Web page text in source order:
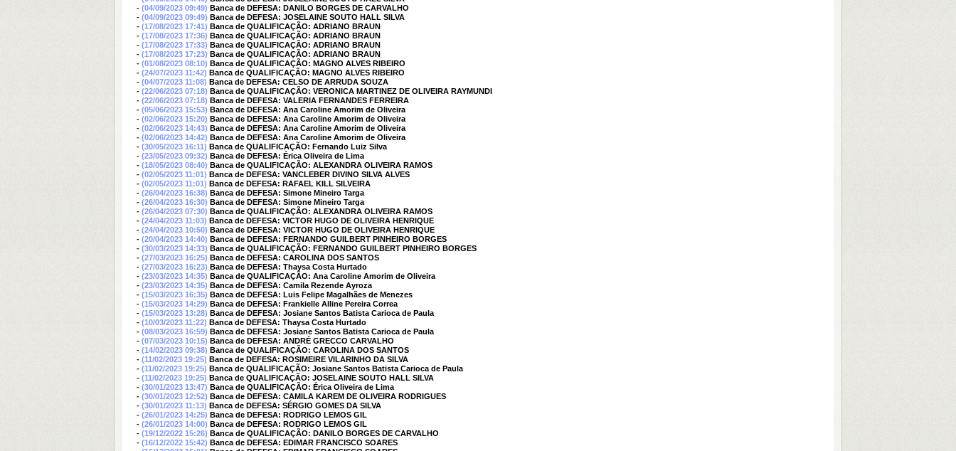
- (04/09/2023 09:49) Banca de DEFESA: DANILO BORGES DE CARVALHO
- (04/09/2023 09:49) Banca de DEFESA: JOSELAINE SOUTO HALL SILVA
- (17/08/2023 17:41) Banca de QUALIFICAÇÃO: ADRIANO BRAUN
- (17/08/2023 17:36) Banca de QUALIFICAÇÃO: ADRIANO BRAUN
- (17/08/2023 17:33) Banca de QUALIFICAÇÃO: ADRIANO BRAUN
- (17/08/2023 17:23) Banca de QUALIFICAÇÃO: ADRIANO BRAUN
- (01/08/2023 08:10) Banca de QUALIFICAÇÃO: MAGNO ALVES RIBEIRO
- (24/07/2023 11:42) Banca de QUALIFICAÇÃO: MAGNO ALVES RIBEIRO
- (04/07/2023 11:08) Banca de DEFESA: CELSO DE ARRUDA SOUZA
- (22/06/2023 07:18) Banca de QUALIFICAÇÃO: VERONICA MARTINEZ DE OLIVEIRA RAYMUNDI
- (22/06/2023 07:18) Banca de DEFESA: VALERIA FERNANDES FERREIRA
- (05/06/2023 15:53) Banca de DEFESA: Ana Caroline Amorim de Oliveira
- (02/06/2023 15:20) Banca de DEFESA: Ana Caroline Amorim de Oliveira
- (02/06/2023 14:43) Banca de DEFESA: Ana Caroline Amorim de Oliveira
- (02/06/2023 14:42) Banca de DEFESA: Ana Caroline Amorim de Oliveira
- (30/05/2023 16:11) Banca de QUALIFICAÇÃO: Fernando Luiz Silva
- (23/05/2023 09:32) Banca de DEFESA: Érica Oliveira de Lima
- (18/05/2023 08:40) Banca de QUALIFICAÇÃO: ALEXANDRA OLIVEIRA RAMOS
- (02/05/2023 11:01) Banca de DEFESA: VANCLEBER DIVINO SILVA ALVES
- (02/05/2023 11:01) Banca de DEFESA: RAFAEL KILL SILVEIRA
- (26/04/2023 16:38) Banca de DEFESA: Simone Mineiro Targa
- (26/04/2023 16:30) Banca de DEFESA: Simone Mineiro Targa
- (26/04/2023 07:30) Banca de QUALIFICAÇÃO: ALEXANDRA OLIVEIRA RAMOS
- (24/04/2023 11:03) Banca de DEFESA: VICTOR HUGO DE OLIVEIRA HENRIQUE
- (24/04/2023 10:50) Banca de DEFESA: VICTOR HUGO DE OLIVEIRA HENRIQUE
- (20/04/2023 14:40) Banca de DEFESA: FERNANDO GUILBERT PINHEIRO BORGES
- (30/03/2023 14:33) Banca de QUALIFICAÇÃO: FERNANDO GUILBERT PINHEIRO BORGES
- (27/03/2023 16:25) Banca de DEFESA: CAROLINA DOS SANTOS
- (27/03/2023 16:23) Banca de DEFESA: Thaysa Costa Hurtado
- (23/03/2023 14:35) Banca de QUALIFICAÇÃO: Ana Caroline Amorim de Oliveira
- (23/03/2023 14:35) Banca de DEFESA: Camila Rezende Ayroza
- (15/03/2023 16:35) Banca de DEFESA: Luis Felipe Magalhães de Menezes
- (15/03/2023 14:29) Banca de DEFESA: Frankielle Alline Pereira Correa
- (15/03/2023 13:28) Banca de DEFESA: Josiane Santos Batista Carioca de Paula
- (10/03/2023 11:22) Banca de DEFESA: Thaysa Costa Hurtado
- (08/03/2023 16:59) Banca de DEFESA: Josiane Santos Batista Carioca de Paula
- (07/03/2023 10:15) Banca de DEFESA: ANDRÉ GRECCO CARVALHO
- (14/02/2023 09:38) Banca de QUALIFICAÇÃO: CAROLINA DOS SANTOS
- (11/02/2023 19:25) Banca de DEFESA: ROSIMEIRE VILARINHO DA SILVA
- (11/02/2023 19:25) Banca de QUALIFICAÇÃO: Josiane Santos Batista Carioca de Paula
- (11/02/2023 19:25) Banca de QUALIFICAÇÃO: JOSELAINE SOUTO HALL SILVA
- (30/01/2023 13:47) Banca de QUALIFICAÇÃO: Érica Oliveira de Lima
- (30/01/2023 12:52) Banca de DEFESA: CAMILA KAREM DE OLIVEIRA RODRIGUES
- (30/01/2023 11:13) Banca de DEFESA: SÉRGIO GOMES DA SILVA
- (26/01/2023 14:25) Banca de DEFESA: RODRIGO LEMOS GIL
- (26/01/2023 14:00) Banca de DEFESA: RODRIGO LEMOS GIL
- (19/12/2022 15:26) Banca de QUALIFICAÇÃO: DANILO BORGES DE CARVALHO
- (16/12/2022 15:42) Banca de DEFESA: EDIMAR FRANCISCO SOARES